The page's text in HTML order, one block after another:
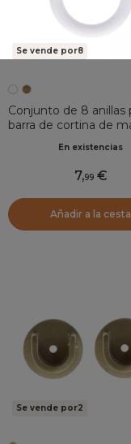
Se vende por8
Conjunto de 8 anillas
barra de cortina de
En existencias
7,99
Añadir a la cesta
Se vende por2